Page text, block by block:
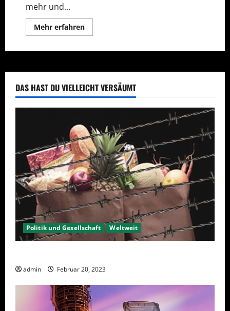
mehr und...
Mehr erfahrenMehr
Informationen
für
DAS HAST DU VIELLEICHT VERSÄUMT
Politik und Gesellschaft Weltweit
admin Februar 20, 2023